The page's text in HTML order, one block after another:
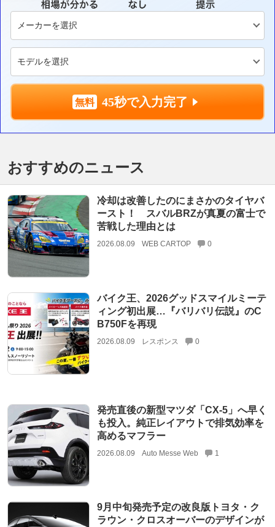
45秒で入力完了
おすすめのニュース
冷却は改善したのにまさかのタイヤバ
ースト！ スバルBRZが真夏の富士で
苦戦した理由とは
2026.08.09 WEB CARTOP 0
バイク王、2026グッドスマイルミーテ
ィング初出展…『バリバリ伝説』のC
B750Fを再現
2026.08.09 レスポンス 0
発売直後の新型マツダ「CX-5」へ早く
も投入。純正レイアウトで排気効率を
高めるマフラー
2026.08.09 Auto Messe Web 1
9月中旬発売予定の改良版トヨタ・ク
ラウン・クロスオーバーのデザインが